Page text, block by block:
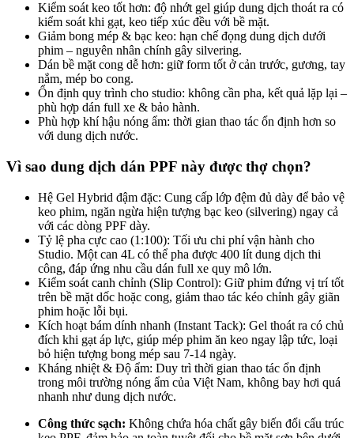
Kiểm soát keo tốt hơn: độ nhớt gel giúp dung dịch thoát ra có
kiểm soát khi gạt, keo tiếp xúc đều với bề mặt.
Giảm bong mép & bạc keo: hạn chế đọng dung dịch dưới
phim – nguyên nhân chính gây silvering.
Dán bề mặt cong dễ hơn: giữ form tốt ở cản trước, gương, tay
nắm, mép bo cong.
Ổn định quy trình cho studio: không cần pha, kết quả lặp lại –
phù hợp dán full xe & bảo hành.
Phù hợp khí hậu nóng ẩm: thời gian thao tác ổn định hơn so
với dung dịch nước.
Vì sao dung dịch dán PPF này được thợ chọn?
Hệ Gel Hybrid đậm đặc: Cung cấp lớp đệm đủ dày để bảo vệ
keo phim, ngăn ngừa hiện tượng bạc keo (silvering) ngay cả
với các dòng PPF dày.
Tỷ lệ pha cực cao (1:100): Tối ưu chi phí vận hành cho
Studio. Một can 4L có thể pha được 400 lít dung dịch thi
công, đáp ứng nhu cầu dán full xe quy mô lớn.
Kiểm soát canh chỉnh (Slip Control): Giữ phim đứng vị trí tốt
trên bề mặt dốc hoặc cong, giảm thao tác kéo chỉnh gây giãn
phim hoặc lỗi bụi.
Kích hoạt bám dính nhanh (Instant Tack): Gel thoát ra có chủ
đích khi gạt áp lực, giúp mép phim ăn keo ngay lập tức, loại
bỏ hiện tượng bong mép sau 7-14 ngày.
Kháng nhiệt & Độ ẩm: Duy trì thời gian thao tác ổn định
trong môi trường nóng ẩm của Việt Nam, không bay hơi quá
nhanh như dung dịch nước.
Công thức sạch: Không chứa hóa chất gây biến đổi cấu trúc